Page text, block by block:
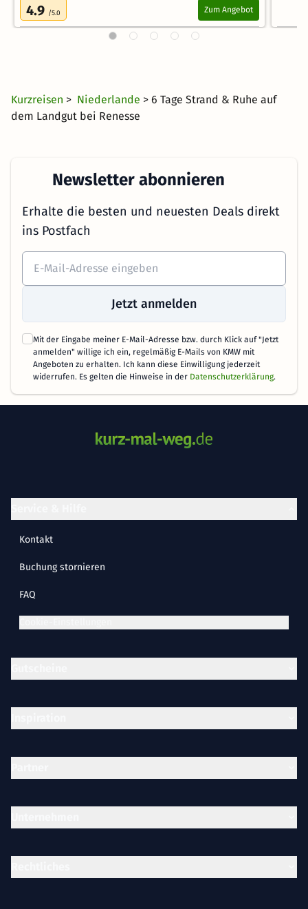
4.9 /5.0 Zum Angebot
Kurzreisen > Niederlande > 6 Tage Strand & Ruhe auf
dem Landgut bei Renesse
Newsletter abonnieren
Erhalte die besten und neuesten Deals direkt
ins Postfach
Jetzt anmelden
Mit der Eingabe meiner E-Mail-Adresse bzw. durch Klick auf "Jetzt
anmelden" willige ich ein, regelmäßig E-Mails von KMW mit
Angeboten zu erhalten. Ich kann diese Einwilligung jederzeit
widerrufen. Es gelten die Hinweise in der Datenschutzerklärung.
Kontakt
Buchung stornieren
FAQ